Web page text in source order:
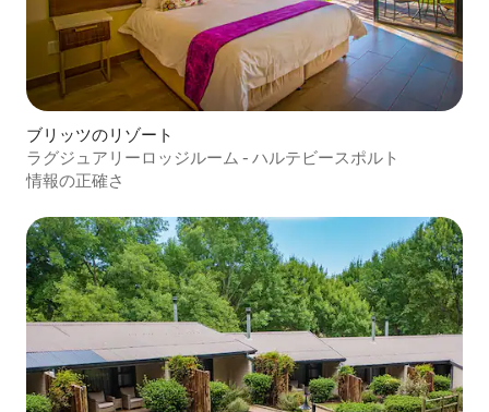
ブリッツのリゾート
ラグジュアリーロッジルーム - ハルテビースポルト
情報の正確さ